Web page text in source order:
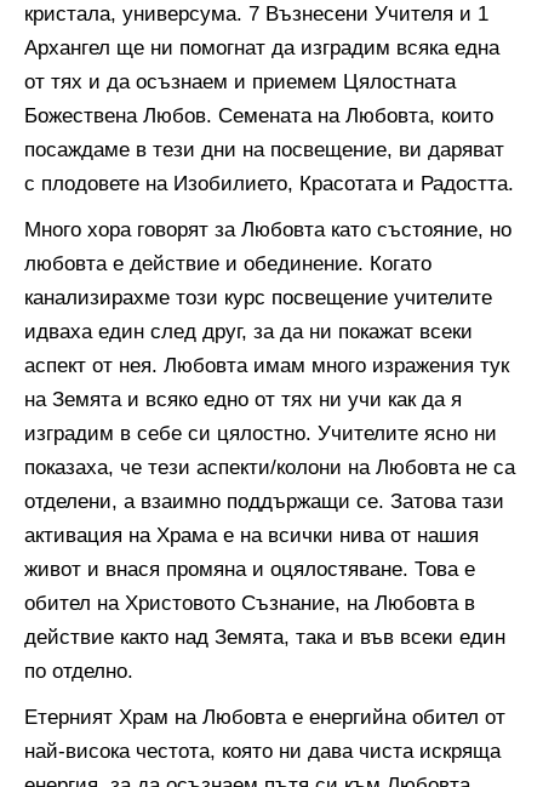
кристала, универсума. 7 Възнесени Учителя и 1
Архангел ще ни помогнат да изградим всяка една
от тях и да осъзнаем и приемем Цялостната
Божествена Любов. Семената на Любовта, които
посаждаме в тези дни на посвещение, ви даряват
с плодовете на Изобилието, Красотата и Радостта.
Много хора говорят за Любовта като състояние, но
любовта е действие и обединение. Когато
канализирахме този курс посвещение учителите
идваха един след друг, за да ни покажат всеки
аспект от нея. Любовта имам много изражения тук
на Земята и всяко едно от тях ни учи как да я
изградим в себе си цялостно. Учителите ясно ни
показаха, че тези аспекти/колони на Любовта не са
отделени, а взаимно поддържащи се. Затова тази
активация на Храма е на всички нива от нашия
живот и внася промяна и оцялостяване. Това е
обител на Христовото Съзнание, на Любовта в
действие както над Земята, така и във всеки един
по отделно.
Етерният Храм на Любовта е енергийна обител от
най-висока честота, която ни дава чиста искряща